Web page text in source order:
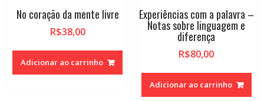
No coração da mente livre
R$38,00
Adicionar ao carrinho
Experiências com a palavra –
Notas sobre linguagem e
diferença
R$80,00
Adicionar ao carrinho